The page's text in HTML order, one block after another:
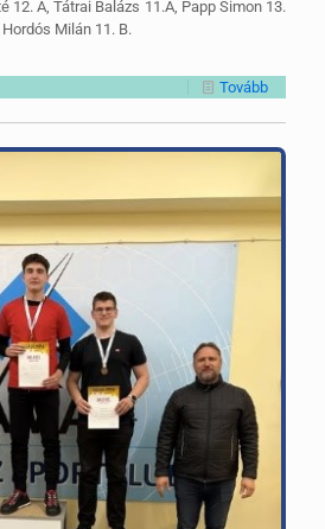
12. A, Tátrai Balázs 11.A, Papp Simon 13.
Milán 11. B.
Tovább